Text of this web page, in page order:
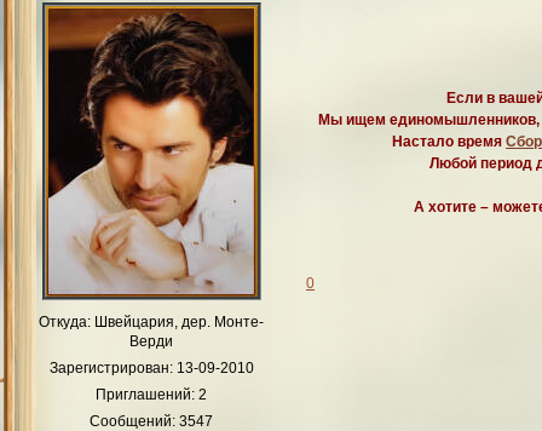
Откуда: Швейцария, дер. Монте-
Верди
Зарегистрирован: 13-09-2010
Приглашений: 2
Сообщений: 3547
Если в
Мы ищем единомышленников,
Настало время
Любой период
А хотите –
0